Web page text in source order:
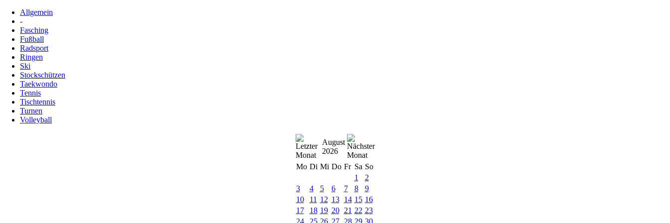
Allgemein
-
Fasching
Fußball
Radsport
Ringen
Ski
Stockschützen
Taekwondo
Tennis
Tischtennis
Turnen
Volleyball
August
2026
Mo Di Mi Do Fr Sa So
1
2
3
4 5 6 7 8
9
10
11 12 13 14 15 16
17
18 19 20 21 22 23
24
25 26 27 28 29 30